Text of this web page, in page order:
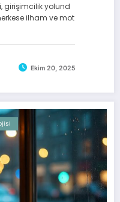
girişimcilik yolund
ilham ve mot
Ekim 20, 2025